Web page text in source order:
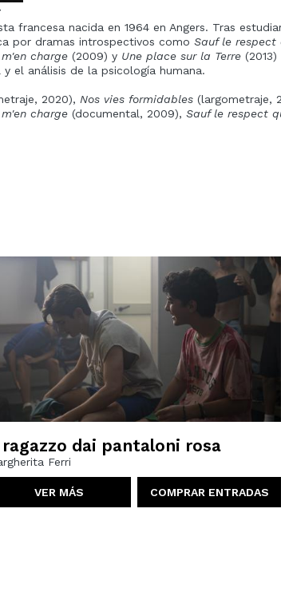
francesa nacida en 1964 en Angers. Tras
por dramas introspectivos como Sauf le respect
charge(2009) y Une place sur la Terre(2013)
y el análisis de la psicología humana.
2020), Nos vies formidables(largometraje,
charge(documental, 2009), Sauf le respect
dai pantaloni rosa
Ferri
VER MÁS COMPRAR ENTRADAS